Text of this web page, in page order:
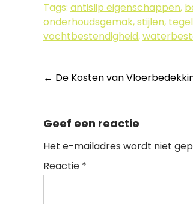
Tags: antislip eigenschappen,
onderhoudsgemak,stijlen,
vochtbestendigheid,
← De Kosten van
Geef een reactie
Het e-mailadres wordt niet
Reactie *